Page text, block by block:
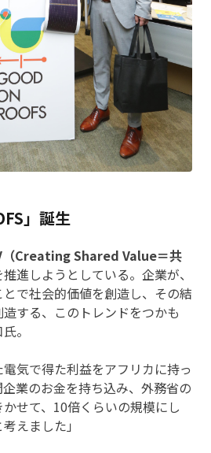
」誕生
（Creating Shared Value＝共
推進しようとしている。企業が、
で社会的価値を創造し、その結
する、このトレンドをつかも
。
電気で得た利益をアフリカに持っ
業のお金を持ち込み、外務省の
せて、10倍くらいの規模にし
えました」